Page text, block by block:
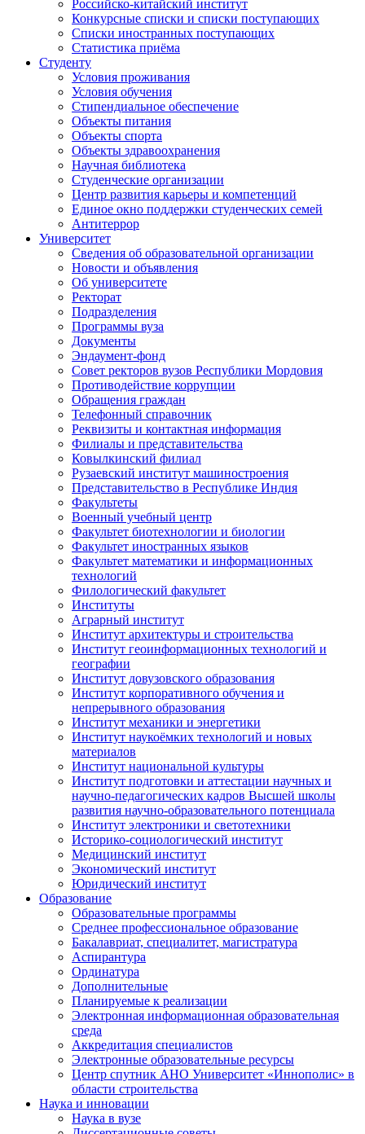
Российско-китайский институт
Конкурсные списки и списки поступающих
Списки иностранных поступающих
Статистика приёма
Студенту
Условия проживания
Условия обучения
Стипендиальное обеспечение
Объекты питания
Объекты спорта
Объекты здравоохранения
Научная библиотека
Студенческие организации
Центр развития карьеры и компетенций
Единое окно поддержки студенческих семей
Антитеррор
Университет
Сведения об образовательной организации
Новости и объявления
Об университете
Ректорат
Подразделения
Программы вуза
Документы
Эндаумент-фонд
Совет ректоров вузов Республики Мордовия
Противодействие коррупции
Обращения граждан
Телефонный справочник
Реквизиты и контактная информация
Филиалы и представительства
Ковылкинский филиал
Рузаевский институт машиностроения
Представительство в Республике Индия
Факультеты
Военный учебный центр
Факультет биотехнологии и биологии
Факультет иностранных языков
Факультет математики и информационных
технологий
Филологический факультет
Институты
Аграрный институт
Институт архитектуры и строительства
Институт геоинформационных технологий и
географии
Институт довузовского образования
Институт корпоративного обучения и
непрерывного образования
Институт механики и энергетики
Институт наукоёмких технологий и новых
материалов
Институт национальной культуры
Институт подготовки и аттестации научных и
научно-педагогических кадров Высшей школы
развития научно-образовательного потенциала
Институт электроники и светотехники
Историко-социологический институт
Медицинский институт
Экономический институт
Юридический институт
Образование
Образовательные программы
Среднее профессиональное образование
Бакалавриат, специалитет, магистратура
Аспирантура
Ординатура
Дополнительные
Планируемые к реализации
Электронная информационная образовательная
среда
Аккредитация специалистов
Электронные образовательные ресурсы
Центр спутник АНО Университет «Иннополис» в
области строительства
Наука и инновации
Наука в вузе